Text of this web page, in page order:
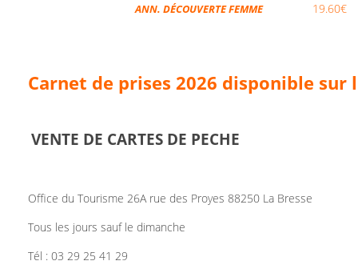
ANN. DÉCOUVERTE FEMME 19.60€
Carnet de prises 2026 disponible
VENTE DE CARTES DE PECHE
Office du Tourisme 26A rue des Proyes 88250 La Bresse
Tous les jours sauf le dimanche
Tél : 03 29 25 41 29